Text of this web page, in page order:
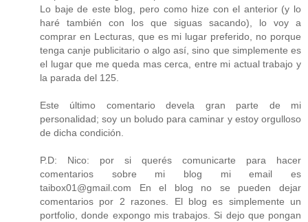
Lo baje de este blog, pero como hize con el anterior (y lo
haré también con los que siguas sacando), lo voy a
comprar en Lecturas, que es mi lugar preferido, no porque
tenga canje publicitario o algo así, sino que simplemente es
el lugar que me queda mas cerca, entre mi actual trabajo y
la parada del 125.
Este último comentario devela gran parte de mi
personalidad; soy un boludo para caminar y estoy orgulloso
de dicha condición.
P.D: Nico: por si querés comunicarte para hacer
comentarios sobre mi blog mi email es
taibox01@gmail.com En el blog no se pueden dejar
comentarios por 2 razones. El blog es simplemente un
portfolio, donde expongo mis trabajos. Si dejo que pongan